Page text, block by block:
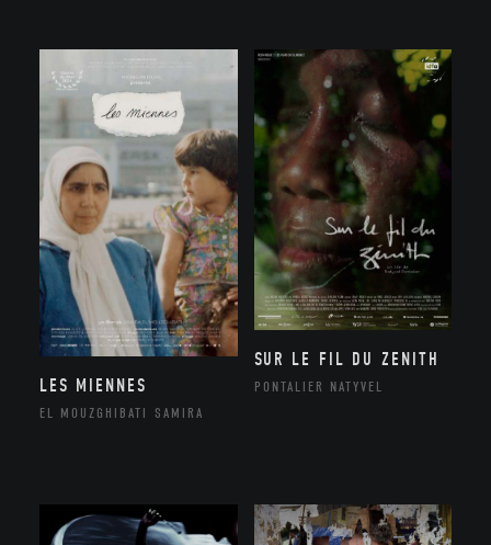
LES MIENNES
EL MOUZGHIBATI SAMIRA
SUR LE FIL DU ZENITH
PONTALIER NATYVEL